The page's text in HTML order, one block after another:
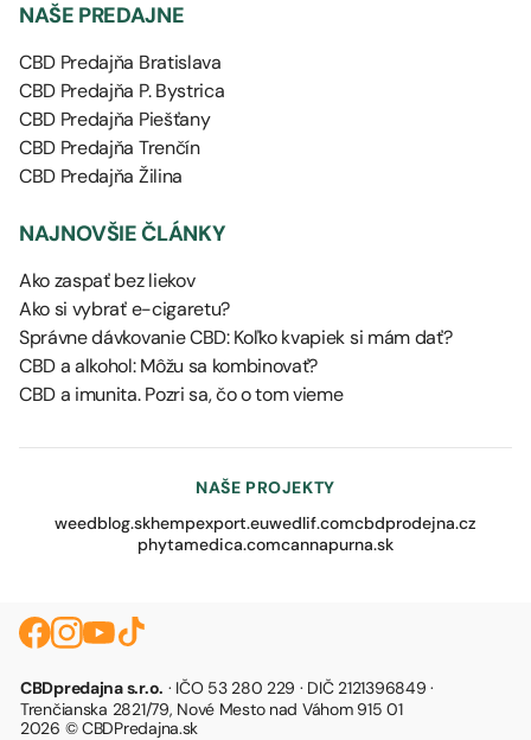
NAŠE PREDAJNE
CBD Predajňa Bratislava
CBD Predajňa P. Bystrica
CBD Predajňa Piešťany
CBD Predajňa Trenčín
CBD Predajňa Žilina
NAJNOVŠIE ČLÁNKY
Ako zaspať bez liekov
Ako si vybrať e-cigaretu?
Správne dávkovanie CBD: Koľko kvapiek si mám dať?
CBD a alkohol: Môžu sa kombinovať?
CBD a imunita. Pozri sa, čo o tom vieme
NAŠE PROJEKTY
weedblog.skhempexport.euwedlif.comcbdprodejna.cz
phytamedica.comcannapurna.sk
CBDpredajna s.r.o. · IČO 53 280 229 · DIČ 2121396849 ·
Trenčianska 2821/79, Nové Mesto nad Váhom 915 01
2026 © CBDPredajna.sk